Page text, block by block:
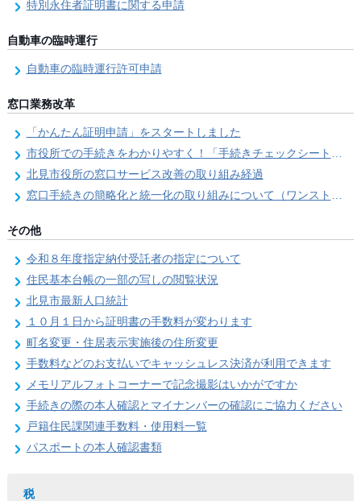
特別永住者証明書に関する申請
自動車の臨時運行
自動車の臨時運行許可申請
窓口業務改革
「かんたん証明申請」をスタートしました
市役所での手続きをわかりやすく！「手続きチェックシート」を導入しました
北見市役所の窓口サービス改善の取り組み経過
窓口手続きの簡略化と統一化の取り組みについて（ワンストップサービス推進事業）
その他
令和８年度指定納付受託者の指定について
住民基本台帳の一部の写しの閲覧状況
北見市最新人口統計
１０月１日から証明書の手数料が変わります
町名変更・住居表示実施後の住所変更
手数料などのお支払いでキャッシュレス決済が利用できます
メモリアルフォトコーナーで記念撮影はいかがですか
手続きの際の本人確認とマイナンバーの確認にご協力ください
戸籍住民課関連手数料・使用料一覧
パスポートの本人確認書類
税